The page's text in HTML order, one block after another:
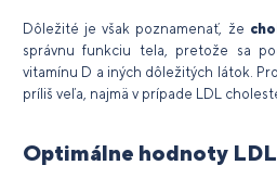
Dôležité je však poznamenať, že
správnu funkciu tela, pretože sa
vitamínu D a iných dôležitých látok.
príliš veľa, najmä v prípade LDL
Optimálne hodnoty